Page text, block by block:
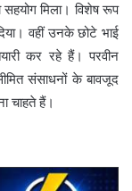
सहयोग मिला। विशेष रूप
वहीं उनके छोटे भाई
कर रहे हैं। परवीन
संसाधनों के बावजूद
चाहते हैं।